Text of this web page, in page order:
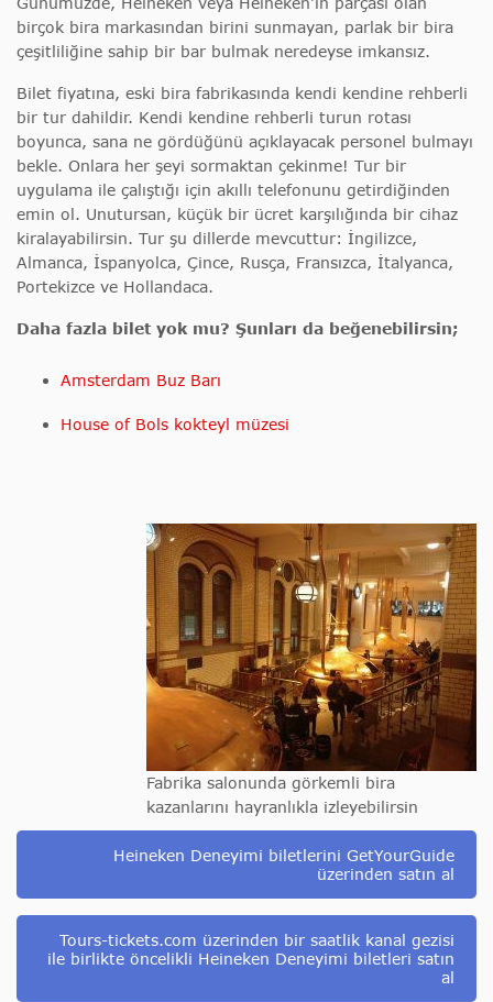
birçok bira markasından birini sunmayan, parlak bir bira
çeşitliliğine sahip bir bar bulmak neredeyse imkansız.
Bilet fiyatına, eski bira fabrikasında kendi kendine rehberli
bir tur dahildir. Kendi kendine rehberli turun rotası
boyunca, sana ne gördüğünü açıklayacak personel bulmayı
bekle. Onlara her şeyi sormaktan çekinme! Tur bir
uygulama ile çalıştığı için akıllı telefonunu getirdiğinden
emin ol. Unutursan, küçük bir ücret karşılığında bir cihaz
kiralayabilirsin. Tur şu dillerde mevcuttur: İngilizce,
Almanca, İspanyolca, Çince, Rusça, Fransızca, İtalyanca,
Portekizce ve Hollandaca.
Daha fazla bilet yok mu? Şunları da beğenebilirsin;
Amsterdam Buz Barı
House of Bols kokteyl müzesi
Fabrika salonunda görkemli bira
kazanlarını hayranlıkla izleyebilirsin
Heineken Deneyimi biletlerini GetYourGuide
üzerinden satın al
Tours-tickets.com üzerinden bir saatlik kanal gezisi
ile birlikte öncelikli Heineken Deneyimi biletleri satın
al